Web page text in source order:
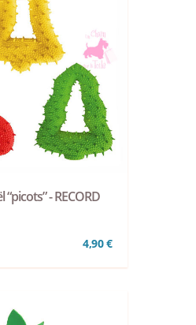
- RECORD
4,90 €